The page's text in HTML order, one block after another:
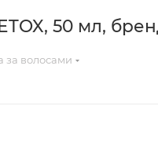
50 мл,
за волосами